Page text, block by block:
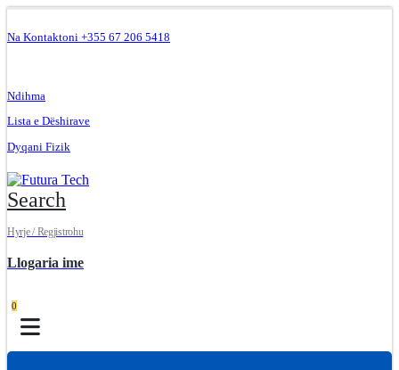
Na Kontaktoni +355 67 206 5418
Ndihma
Lista e Dëshirave
Dyqani Fizik
Search
Hyrje / Regjistrohu
Llogaria ime
0